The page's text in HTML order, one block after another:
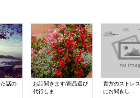
話の
お話聞きます/商品選び
代行しま...
貴方のストレ
にお聞きし...